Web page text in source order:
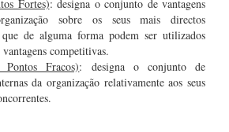
Fortes): designa o conjunto de vantagens
sobre os seus mais directos
de alguma forma podem ser utilizados
competitivas.
Fracos): designa o conjunto de
da organização relativamente aos seus